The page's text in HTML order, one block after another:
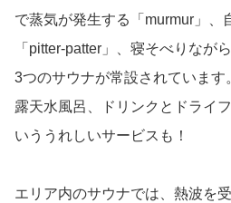
で蒸気が発生する「murmur」、
「pitter-patter」、寝そべりなが
3つのサウナが常設されています
露天水風呂、ドリンクとドライ
いううれしいサービスも！
エリア内のサウナでは、熱波を